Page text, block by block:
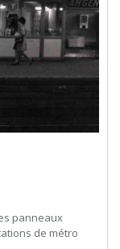
panneaux
de métro